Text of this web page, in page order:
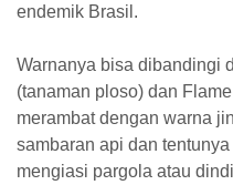
endemik Brasil.
Warnanya bisa dibandingi
(tanaman ploso) dan
merambat dengan warna
sambaran api dan
mengiasi pargola atau